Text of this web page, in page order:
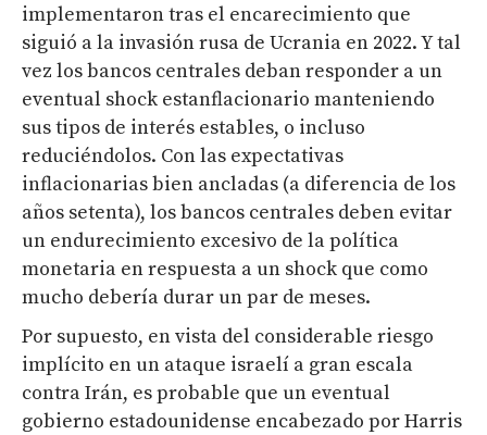
implementaron tras el encarecimiento que
siguió a la invasión rusa de Ucrania en 2022. Y tal
vez los bancos centrales deban responder a un
eventual shock estanflacionario manteniendo
sus tipos de interés estables, o incluso
reduciéndolos. Con las expectativas
inflacionarias bien ancladas (a diferencia de los
años setenta), los bancos centrales deben evitar
un endurecimiento excesivo de la política
monetaria en respuesta a un shock que como
mucho debería durar un par de meses.
Por supuesto, en vista del considerable riesgo
implícito en un ataque israelí a gran escala
contra Irán, es probable que un eventual
gobierno estadounidense encabezado por Harris